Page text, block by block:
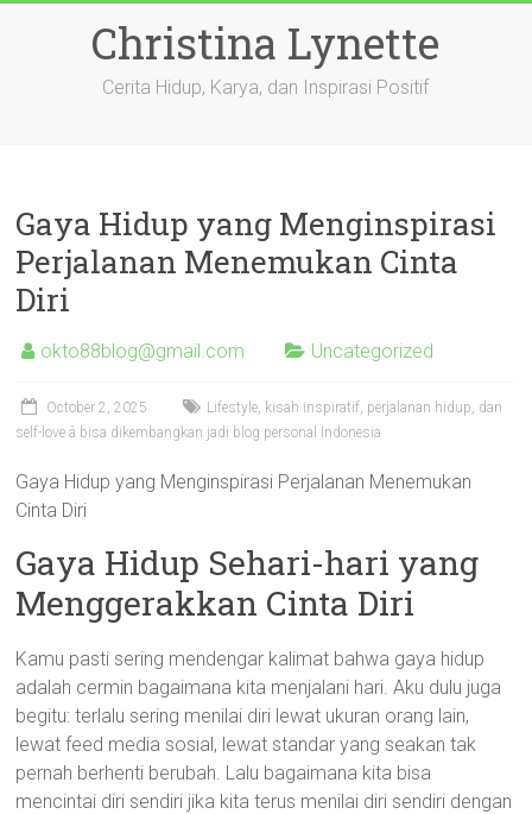
Christina Lynette
Cerita Hidup, Karya, dan Inspirasi Positif
Gaya Hidup yang Menginspirasi
Perjalanan Menemukan Cinta
Diri
okto88blog@gmail.com Uncategorized
October 2, 2025
Lifestyle, kisah inspiratif, perjalanan hidup, dan
self-love â bisa dikembangkan jadi blog personal Indonesia
Gaya Hidup yang Menginspirasi Perjalanan Menemukan
Cinta Diri
Gaya Hidup Sehari-hari yang
Menggerakkan Cinta Diri
Kamu pasti sering mendengar kalimat bahwa gaya hidup
adalah cermin bagaimana kita menjalani hari. Aku dulu juga
begitu: terlalu sering menilai diri lewat ukuran orang lain,
lewat feed media sosial, lewat standar yang seakan tak
pernah berhenti berubah. Lalu bagaimana kita bisa
mencintai diri sendiri jika kita terus menilai diri sendiri dengan